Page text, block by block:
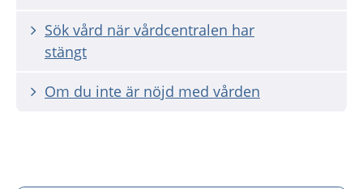
Sök vård när vårdcentralen har
stängt
Om du inte är nöjd med vården